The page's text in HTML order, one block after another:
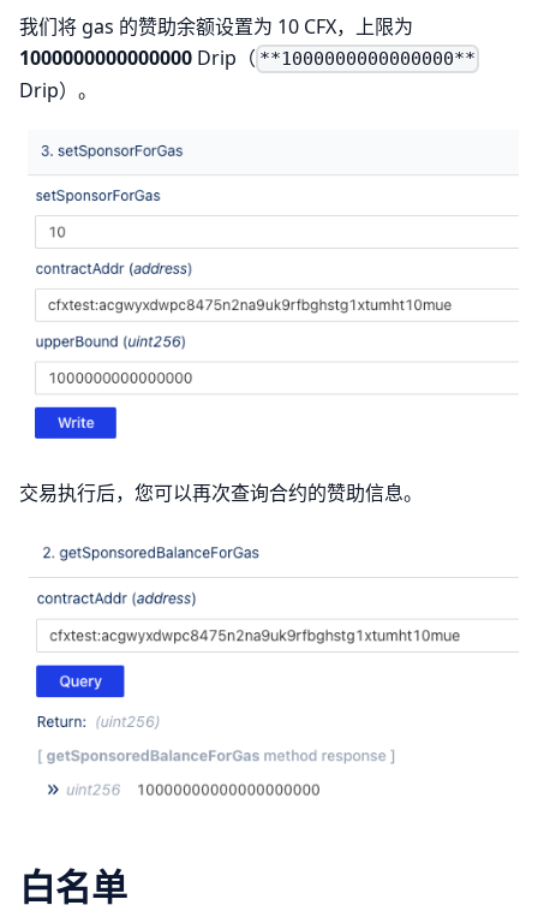
我们将 gas 的赞助余额设置为 10 CFX，上限为
1000000000000000 Drip（ **1000000000000000**
Drip）。
交易执行后，您可以再次查询合约的赞助信息。
白名单